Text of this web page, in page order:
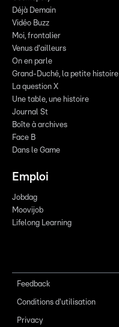
Déjà Demain
Vidéo Buzz
Moi, frontalier
Venus d'ailleurs
On en parle
Grand-Duché, la petite histoire
La question X
Une table, une histoire
Journal St
Boîte à archives
Face B
Dans le Game
Emploi
Jobdag
Moovijob
Lifelong Learning
Feedback
Conditions d'utilisation
Privacy